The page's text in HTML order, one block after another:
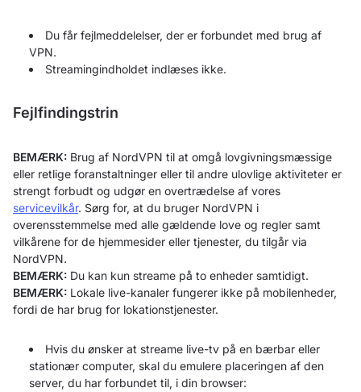
Du får fejlmeddelelser, der er forbundet med brug af
VPN.
Streamingindholdet indlæses ikke.
Fejlfindingstrin
BEMÆRK: Brug af NordVPN til at omgå lovgivningsmæssige
eller retlige foranstaltninger eller til andre ulovlige aktiviteter er
strengt forbudt og udgør en overtrædelse af vores
servicevilkår. Sørg for, at du bruger NordVPN i
overensstemmelse med alle gældende love og regler samt
vilkårene for de hjemmesider eller tjenester, du tilgår via
NordVPN.
BEMÆRK: Du kan kun streame på to enheder samtidigt.
BEMÆRK: Lokale live-kanaler fungerer ikke på mobilenheder,
fordi de har brug for lokationstjenester.
Hvis du ønsker at streame live-tv på en bærbar eller
stationær computer, skal du emulere placeringen af den
server, du har forbundet til, i din browser: